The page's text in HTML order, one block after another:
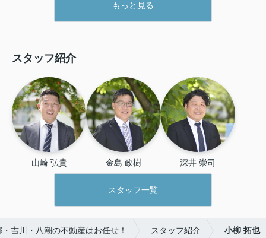
もっと見る
スタッフ紹介
山崎 弘貴 金島 政樹 深井 崇司
スタッフ一覧
吉川・八潮の不動産はお任せ！ スタッフ紹介 小柳 拓也